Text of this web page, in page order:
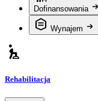
Dofinansowania
Wynajem
Rehabilitacja